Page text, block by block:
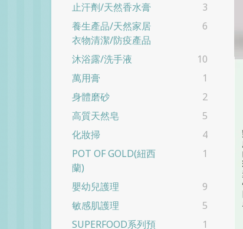
止汗劑/天然香水膏
3
養生產品/天然家居
衣物清潔/防疫產品
6
沐浴露/洗手液
10
萬用膏
1
身體磨砂
2
高質天然皂
5
化妝掃
4
POT OF GOLD(紐西
蘭)
1
嬰幼兒護理
9
敏感肌護理
5
SUPERFOOD系列預
1